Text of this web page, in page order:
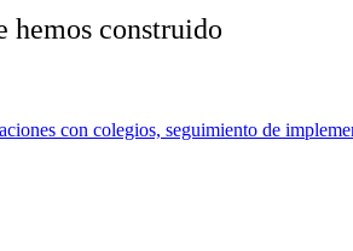
hemos construido
con colegios, seguimiento de